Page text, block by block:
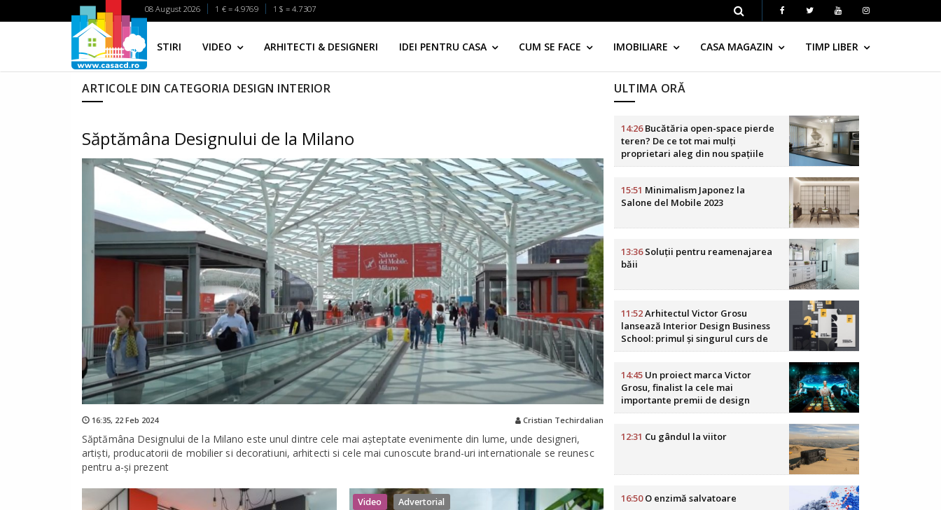
08 August 2026 1 € = 4.9769 1 $ = 4.7307
STIRI VIDEO ARHITECTI & DESIGNERI IDEI PENTRU CASA CUM SE FACE IMOBILIARE CASA MAGAZIN TIMP LIBER
ARTICOLE DIN CATEGORIA DESIGN INTERIOR
Săptămâna Designului de la Milano
16:35, 22 Feb 2024 Cristian Techirdalian
Săptămâna Designului de la Milano este unul dintre cele mai așteptate evenimente din lume, unde designeri,
artiști, producatorii de mobilier si decoratiuni, arhitecti si cele mai cunoscute brand-uri internationale se reunesc
pentru a-și prezent
Video Advertorial
ULTIMA ORĂ
14:26Bucătăria open-space pierde
teren? De ce tot mai mulți
proprietari aleg din nou spațiile
delimitate
15:51 Minimalism Japonez la
Salone del Mobile 2023
13:36Soluții pentru reamenajarea
băii
11:52Arhitectul Victor Grosu
lansează Interior Design Business
School: primul și singurul curs de
business în design interior din
14:45 Un proiect marca Victor
Grosu, finalist la cele mai
importante premii de design
HoReCa din lume
12:31 Cu gândul la viitor
16:50O enzimă salvatoare